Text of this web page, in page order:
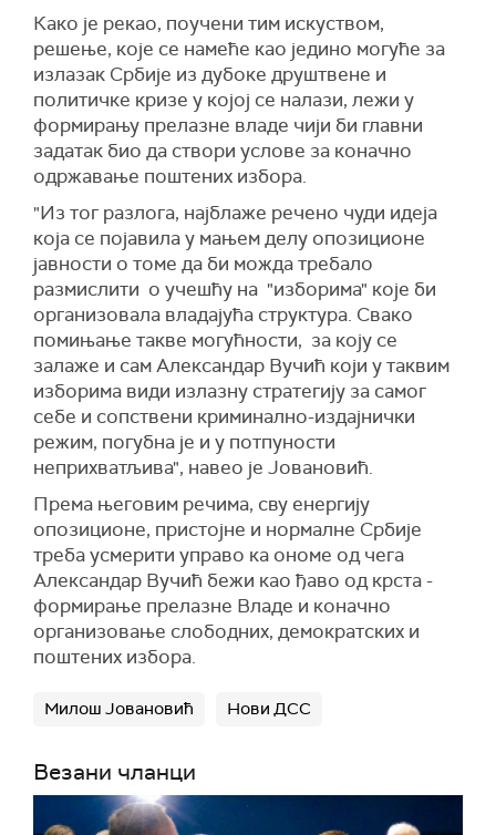
Како је рекао, поучени тим искуством,
решење, које се намеће као једино могуће за
излазак Србије из дубоке друштвене и
политичке кризе у којој се налази, лежи у
формирању прелазне владе чији би главни
задатак био да створи услове за коначно
одржавање поштених избора.
"Из тог разлога, најблаже речено чуди идеја
која се појавила у мањем делу опозиционе
јавности о томе да би можда требало
размислити о учешћу на "изборима" које би
организовала владајућа структура. Свако
помињање такве могућности, за коју се
залаже и сам Александар Вучић који у таквим
изборима види излазну стратегију за самог
себе и сопствени криминално-издајнички
режим, погубна је и у потпуности
неприхватљива", навео је Јовановић.
Према његовим речима, сву енергију
опозиционе, пристојне и нормалне Србије
треба усмерити управо ка ономе од чега
Александар Вучић бежи као ђаво од крста -
формирање прелазне Владе и коначно
организовање слободних, демократских и
поштених избора.
Милош Јовановић Нови ДСС
Везани чланци